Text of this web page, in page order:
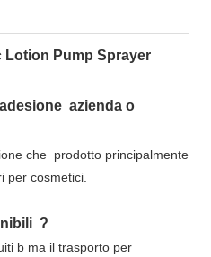
adesione azienda o
che prodotto principalmente
per cosmetici.
?
b ma il trasporto per